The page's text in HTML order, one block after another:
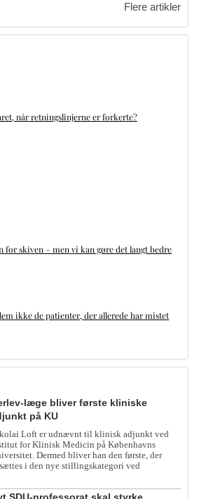
Flere artikler
når retningslinjerne er forkerte?
for skiven – men vi kan gøre det langt bedre
ikke de patienter, der allerede har mistet
læge bliver første kliniske
på KU
Loft er udnævnt til klinisk adjunkt ved
for Klinisk Medicin på Københavns
Dermed bliver han den første, der
i den nye stillingskategori ved